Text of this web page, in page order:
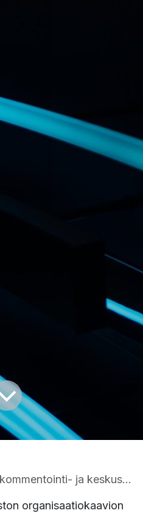
ja keskustelutilaisuuden muistio
organisaatiokaavion